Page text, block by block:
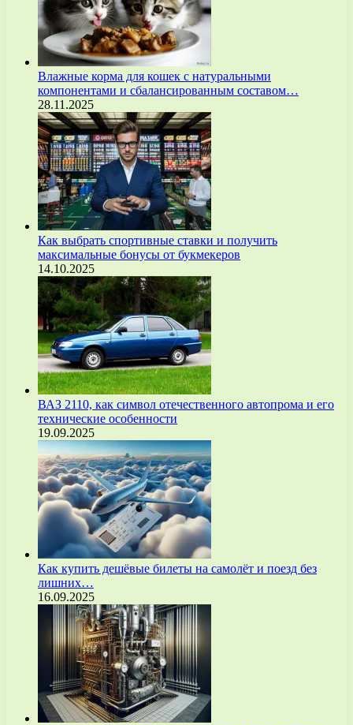
Влажные корма для кошек с натуральными
компонентами и сбалансированным составом…
28.11.2025
Как выбрать спортивные ставки и получить
максимальные бонусы от букмекеров
14.10.2025
ВАЗ 2110, как символ отечественного автопрома и его
технические особенности
19.09.2025
Как купить дешёвые билеты на самолёт и поезд без
лишних…
16.09.2025